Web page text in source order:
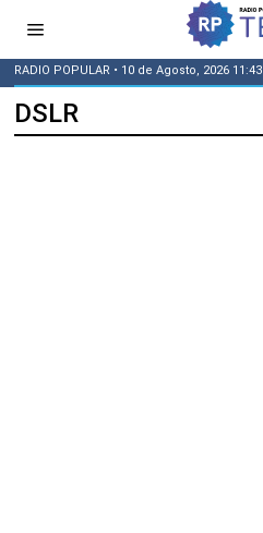
RADIO POPULAR • 10 de Agosto, 2026 11:43
DSLR